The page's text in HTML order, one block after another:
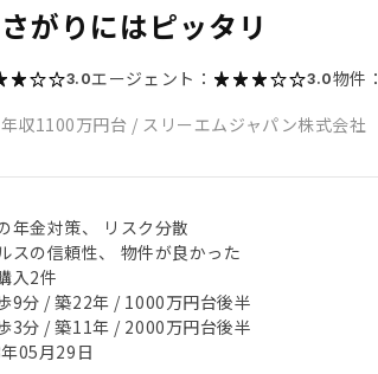
がりにはピッタリ
3.0エージェント： 3.0物件：
年収1100万円台 / スリーエムジャパン株式会社
年金対策、 リスク分散
スの信頼性、 物件が良かった
入2件
9分 / 築22年 / 1000万円台後半
3分 / 築11年 / 2000万円台後半
05月29日